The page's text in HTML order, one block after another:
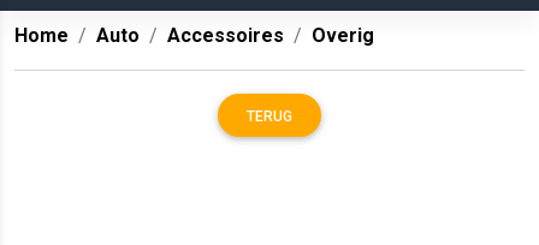
Home Auto Accessoires Overig
TERUG